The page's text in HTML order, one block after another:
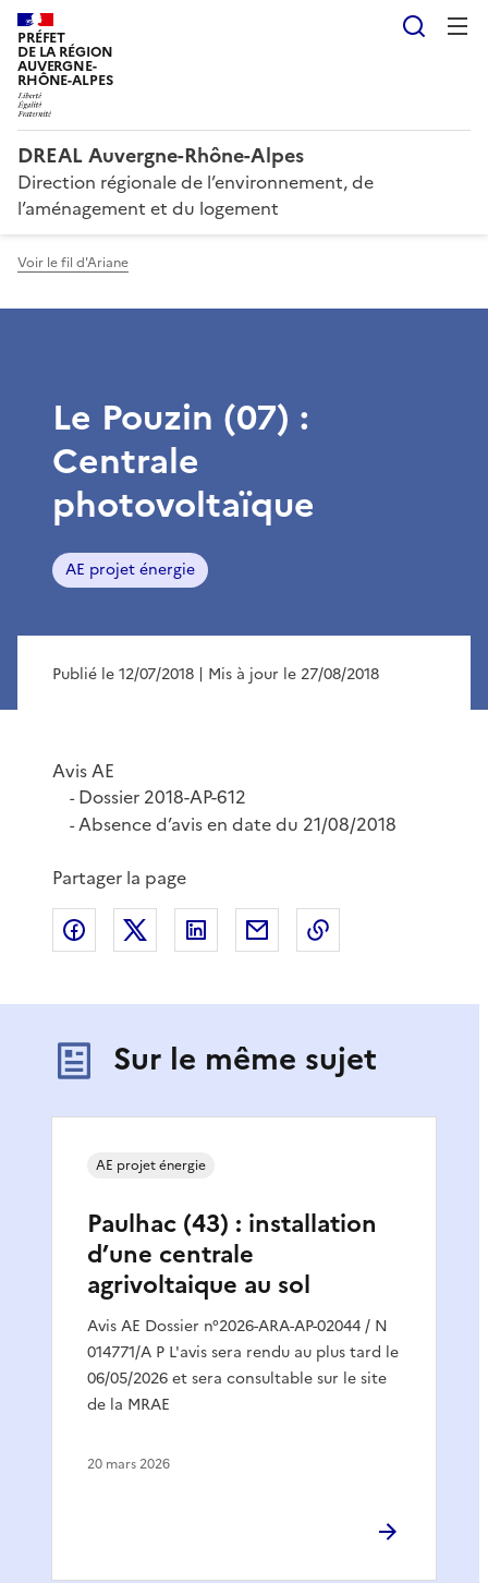
PRÉFET
DE LA RÉGION
AUVERGNE-
RHÔNE-ALPES
DREAL Auvergne-Rhône-Alpes
Direction régionale de l’environnement, de
l’aménagement et du logement
Voir le fil d'Ariane
Le Pouzin (07) :
Centrale
photovoltaïque
AE projet énergie
Publié le 12/07/2018 | Mis à jour le 27/08/2018
Avis AE
-Dossier 2018-AP-612
-Absence d’avis en date du 21/08/2018
Partager la page
Partager sur Facebook
Partager sur XPartager sur LinkedIn
Partager par email
Sur le même sujet
Paulhac (43) : installation
d’une centrale
agrivoltaique au sol
Avis AE Dossier n°2026-ARA-AP-02044 / N
014771/A P L'avis sera rendu au plus tard le
06/05/2026 et sera consultable sur le site
de la MRAE
AE projet énergie
20 mars 2026